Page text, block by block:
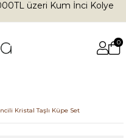
üzeri Kum İnci Kolye
0
Kristal Taşlı Küpe Set